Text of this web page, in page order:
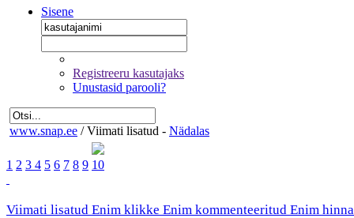
Sisene
Registreeru kasutajaks
Unustasid parooli?
www.snap.ee /Viimati lisatud - Nädalas
1 2 3 4 5 6 7 8 9 10
Viimati lisatud Enim klikke Enim kommenteeritud Enim